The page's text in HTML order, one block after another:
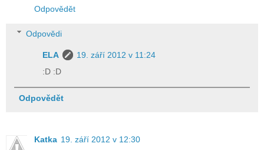
Odpovědět
Odpovědi
ELA
19. září 2012 v 11:24
:D :D
Odpovědět
Katka 19. září 2012 v 12:30